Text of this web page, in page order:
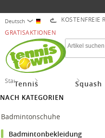
Deutsch KOSTENFREIE
GRATISAKTIONEN
Tennis Squash
Startseite
NACH KATEGORIEN
Badmintonschuhe
Badmintonbekleidung